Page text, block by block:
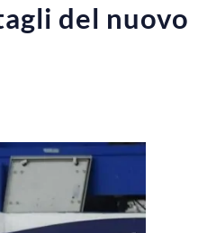
del nuovo